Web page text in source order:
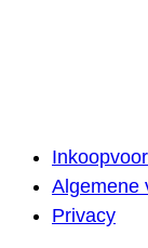
Algemene
Privacy